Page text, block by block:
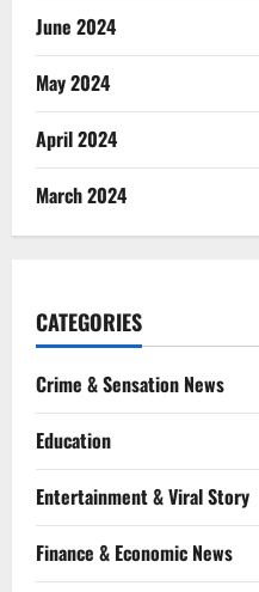
June 2024
May 2024
April 2024
March 2024
CATEGORIES
Crime & Sensation News
Education
Entertainment & Viral Story
Finance & Economic News